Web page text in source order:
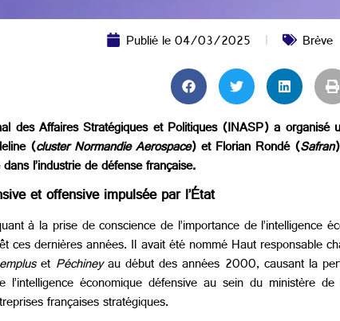
Publié le04/03/2025 Brève
des Affaires Stratégiques et Politiques (INASP) a organisé
(cluster Normandie Aerospace) et Florian Rondé (Safran
l’industrie de défense française.
et offensive impulsée par l’État
à la prise de conscience de l’importance de l’intelligence
ces dernières années. Il avait été nommé Haut responsable
et Péchineyau début des années 2000, causant la
économique défensive au sein du ministère
françaises stratégiques.